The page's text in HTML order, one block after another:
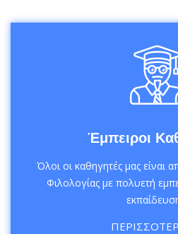
Έμπειροι
Όλοι οι καθηγητές μας είναι
Φιλολογίας με πολυετή